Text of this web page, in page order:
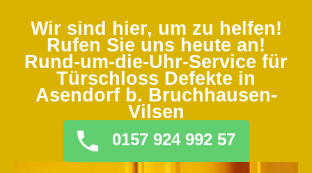
Wir sind hier, um zu helfen!
Rufen Sie uns heute an!
Rund-um-die-Uhr-Service für
Türschloss Defekte in
Asendorf b. Bruchhausen-
Vilsen
0157 924 992 57